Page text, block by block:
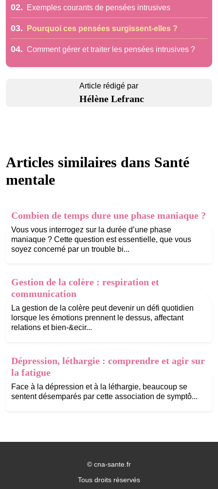
02. Exemples courants de pensées intrusives
03. Pourquoi ces pensées surgissent-elles ?
04. Comment gérer et traiter les pensées intrusives ?
Article rédigé par
Hélène Lefranc
Articles similaires dans Santé
mentale
Combien de temps dure une phase maniaque ?
Vous vous interrogez sur la durée d’une phase
maniaque ? Cette question est essentielle, que vous
soyez concerné par un trouble bi...
Gestion de la colère : respiration et
communication
La gestion de la colère peut devenir un défi quotidien
lorsque les émotions prennent le dessus, affectant
relations et bien-&ecir...
Dépression, léthargie : comprendre et agir sur
la fatigue
Face à la dépression et à la léthargie, beaucoup se
sentent désemparés par cette association de symptô...
© cna-sante.fr
Tous droits réservés